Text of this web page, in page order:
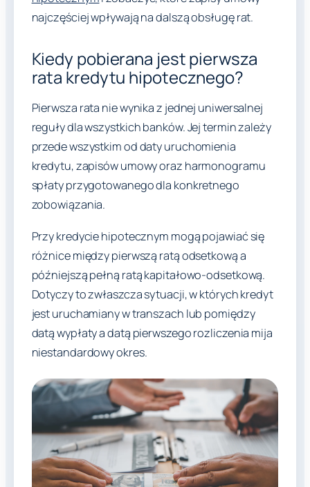
najczęściej wpływają na dalszą obsługę rat.
Kiedy pobierana jest pierwsza
rata kredytu hipotecznego?
Pierwsza rata nie wynika z jednej uniwersalnej
reguły dla wszystkich banków. Jej termin zależy
przede wszystkim od daty uruchomienia
kredytu, zapisów umowy oraz harmonogramu
spłaty przygotowanego dla konkretnego
zobowiązania.
Przy kredycie hipotecznym mogą pojawiać się
różnice między pierwszą ratą odsetkową a
późniejszą pełną ratą kapitałowo-odsetkową.
Dotyczy to zwłaszcza sytuacji, w których kredyt
jest uruchamiany w transzach lub pomiędzy
datą wypłaty a datą pierwszego rozliczenia mija
niestandardowy okres.